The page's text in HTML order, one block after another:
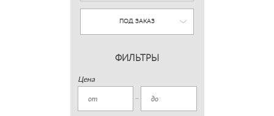
ПОД ЗАКАЗ
ФИЛЬТРЫ
Цена